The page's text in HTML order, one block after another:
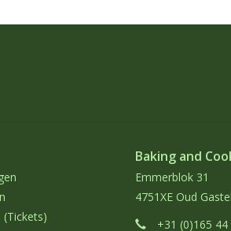
Baking and
Emmerblok 31
4751XE Oud Gastel
+31 (0)165 44